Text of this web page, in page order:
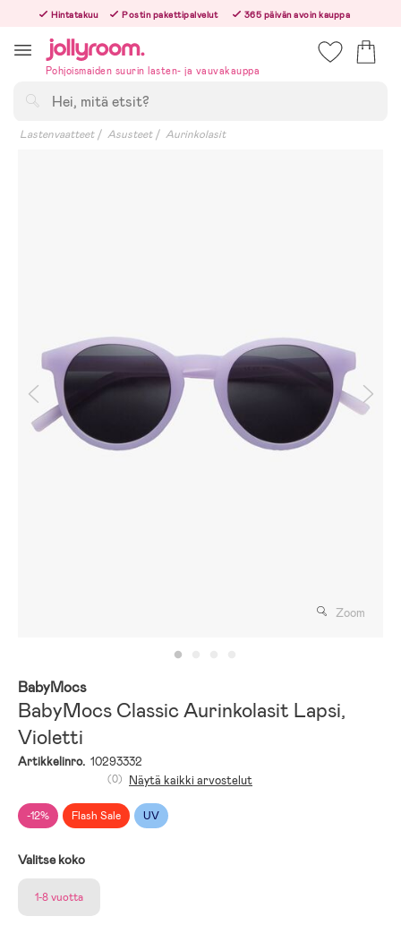
Hoppa
innehållet
Hintatakuu Postin pakettipalvelut
365 päivän avoin kauppa
Tilaa arkisin ennen klo 13.00 – lähetämme tilauksen jo samana päivänä!
Pohjoismaiden suurin lasten- ja vauvakauppa
Lastenvaatteet Asusteet Aurinkolasit
Zoom
BabyMocs
BabyMocs Classic Aurinkolasit Lapsi,
Violetti
Artikkelinro. 10293332
-12% Flash Sale UV
(0) Näytä kaikki arvostelut
Valitse koko
1-8 vuotta